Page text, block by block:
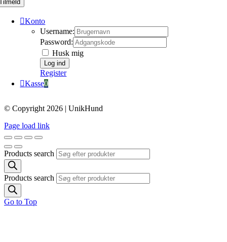
Konto
Username:
Password:
Husk mig
Register
Kasse0
© Copyright 2026 | UnikHund
Page load link
Products search
Products search
Go to Top